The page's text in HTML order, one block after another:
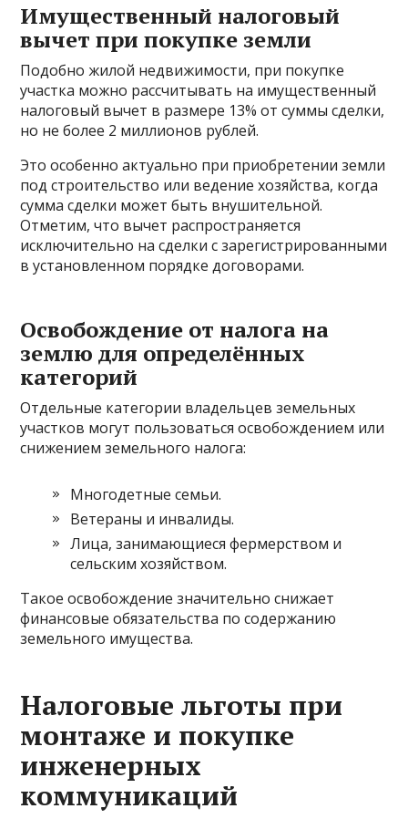
Имущественный налоговый
вычет при покупке земли
Подобно жилой недвижимости, при покупке
участка можно рассчитывать на имущественный
налоговый вычет в размере 13% от суммы сделки,
но не более 2 миллионов рублей.
Это особенно актуально при приобретении земли
под строительство или ведение хозяйства, когда
сумма сделки может быть внушительной.
Отметим, что вычет распространяется
исключительно на сделки с зарегистрированными
в установленном порядке договорами.
Освобождение от налога на
землю для определённых
категорий
Отдельные категории владельцев земельных
участков могут пользоваться освобождением или
снижением земельного налога:
Многодетные семьи.
Ветераны и инвалиды.
Лица, занимающиеся фермерством и
сельским хозяйством.
Такое освобождение значительно снижает
финансовые обязательства по содержанию
земельного имущества.
Налоговые льготы при
монтаже и покупке
инженерных
коммуникаций